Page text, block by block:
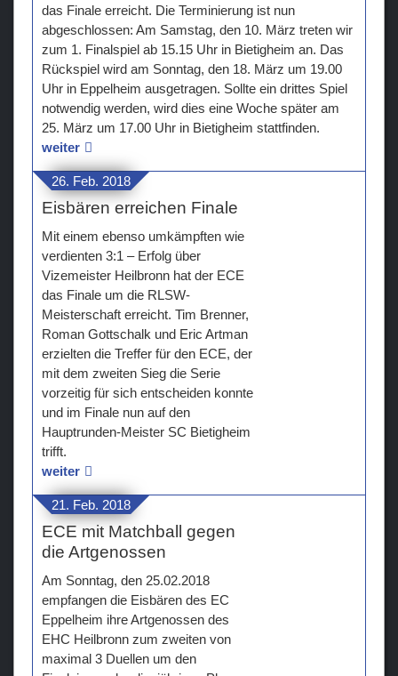
das Finale erreicht. Die Terminierung ist nun
abgeschlossen: Am Samstag, den 10. März treten wir
zum 1. Finalspiel ab 15.15 Uhr in Bietigheim an. Das
Rückspiel wird am Sonntag, den 18. März um 19.00
Uhr in Eppelheim ausgetragen. Sollte ein drittes Spiel
notwendig werden, wird dies eine Woche später am
25. März um 17.00 Uhr in Bietigheim stattfinden.
weiter
26. Feb. 2018
Eisbären erreichen Finale
Mit einem ebenso umkämpften wie
verdienten 3:1 – Erfolg über
Vizemeister Heilbronn hat der ECE
das Finale um die RLSW-
Meisterschaft erreicht. Tim Brenner,
Roman Gottschalk und Eric Artman
erzielten die Treffer für den ECE, der
mit dem zweiten Sieg die Serie
vorzeitig für sich entscheiden konnte
und im Finale nun auf den
Hauptrunden-Meister SC Bietigheim
trifft.
weiter
21. Feb. 2018
ECE mit Matchball gegen
die Artgenossen
Am Sonntag, den 25.02.2018
empfangen die Eisbären des EC
Eppelheim ihre Artgenossen des
EHC Heilbronn zum zweiten von
maximal 3 Duellen um den